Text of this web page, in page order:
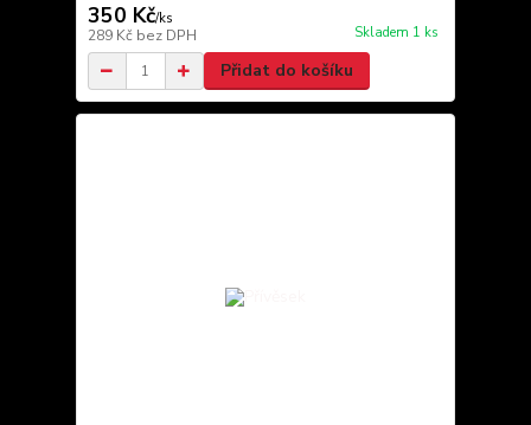
350 Kč/ks
289 Kč bez DPH Skladem 1 ks
Přidat do košíku